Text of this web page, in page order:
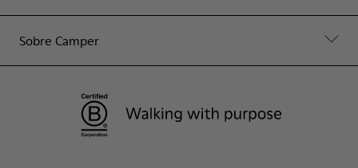
Sobre Camper